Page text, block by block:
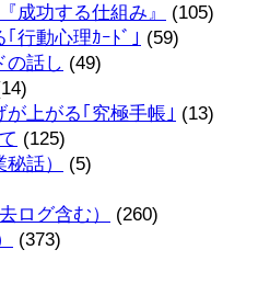
成功する仕組み』
(105)
行動心理ｶｰﾄﾞ｣ (59)
の話し (49)
が上がる｢究極手帳｣ (13)
(125)
話）
(5)
ログ含む）
(260)
(373)